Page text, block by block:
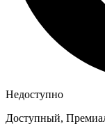
Недоступно
Доступный,